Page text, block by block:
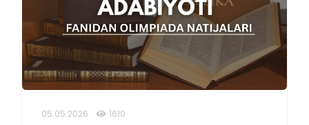
05.05.2026 1610